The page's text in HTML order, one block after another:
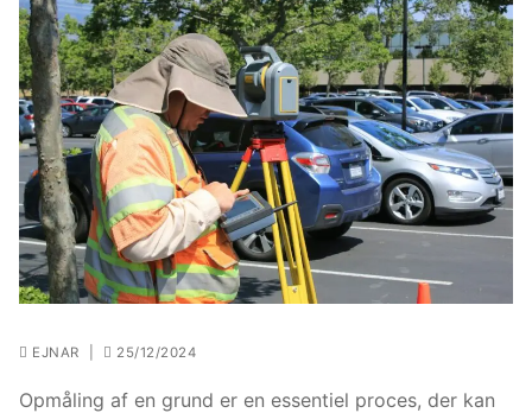
EJNAR 25/12/2024
Opmåling af en grund er en essentiel proces, der kan